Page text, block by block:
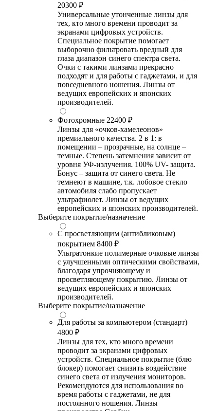
20300 ₽
Универсальные утонченные линзы для
тех, кто много времени проводит за
экранами цифровых устройств.
Специальное покрытие помогает
выборочно фильтровать вредный для
глаза диапазон синего спектра света.
Очки с такими линзами прекрасно
подходят и для работы с гаджетами, и для
повседневного ношения. Линзы от
ведущих европейских и японских
производителей.
Фотохромные 22400 ₽
Линзы для «очков-хамелеонов»
премиального качества. 2 в 1: в
помещении – прозрачные, на солнце –
темные. Степень затемнения зависит от
уровня УФ-излучения. 100% UV- защита.
Бонус – защита от синего света. Не
темнеют в машине, т.к. лобовое стекло
автомобиля слабо пропускает
ультрафиолет. Линзы от ведущих
европейских и японских производителей.
Выберите покрытие/назначение
С просветляющим (антибликовым)
покрытием 8400 ₽
Ультратонкие полимерные очковые линзы
с улучшенными оптическими свойствами,
благодаря упрочняющему и
просветляющему покрытию. Линзы от
ведущих европейских и японских
производителей.
Выберите покрытие/назначение
Для работы за компьютером (стандарт)
4800 ₽
Линзы для тех, кто много времени
проводит за экранами цифровых
устройств. Специальное покрытие (блю
блокер) помогает снизить воздействие
синего света от излучения мониторов.
Рекомендуются для использования во
время работы с гаджетами, не для
постоянного ношения. Линзы